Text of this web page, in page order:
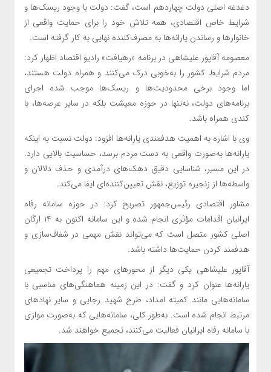
دغدغه اصلی دولت چهاردهم است، گفت: دولت با وجود ریسک‌ها و
شرایط خاص اقتصادی، همه تلاش خود را برای حمایت واقعی از
خانوارها و رساندن یارانه‌ها به مصرف‌کننده نهایی به کار گرفته است.
معصومه آقاپور علیشاهی در برنامه «رهیافت» رادیو اقتصاد اظهار کرد:
مردم شرایط کشور را به‌خوبی درک می‌کنند و همراه دولت هستند،
اما وجود برخی محدودیت‌ها و ریسک‌ها موجب شده اجرای
برنامه‌های دولت، نه‌تنها در حوزه معیشت بلکه در سایر عرصه‌ها، با
کندی همراه باشد.
وی با اشاره به اهمیت هدفمندی یارانه‌ها افزود: دولت نسبت به اینکه
یارانه‌ها به‌صورت واقعی به دست مردم برسد، حساسیت بالایی دارد.
در این مسیر، شناسایی دقیق دهک‌های درآمدی و حذف دلالان و
واسطه‌ها از زنجیره توزیع، نقش تعیین‌کننده‌ای ایفا می‌کند.
مشاور اقتصادی رئیس‌جمهور تصریح کرد: در حوزه سامانه رفاه
ایرانیان اقدامات مؤثری انجام شده و این سامانه اکنون به ۱۴ ارگان
اصلی کشور متصل است که می‌تواند نقش مهمی در شفاف‌سازی و
هدفمند کردن حمایت‌ها داشته باشد.
آقاپور علیشاهی یکی دیگر از محورهای مهم را پرداخت تجمیعی
یارانه‌ها عنوان کرد و گفت: در این زمینه هماهنگی‌های مناسبی با
سامانه‌هایی مانند کمیته امداد، طرح شهید رجایی و سایر نهادهای
مرتبط انجام شده است. به‌طور کلی، سامانه‌هایی که به‌صورت موازی
با سامانه رفاه ایرانیان فعالیت می‌کنند، تجمیع خواهند شد.